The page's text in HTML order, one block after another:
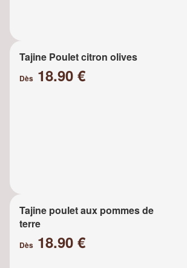
Tajine Poulet citron olives
Dès 18.90 €
Tajine poulet aux pommes de
terre
Dès 18.90 €